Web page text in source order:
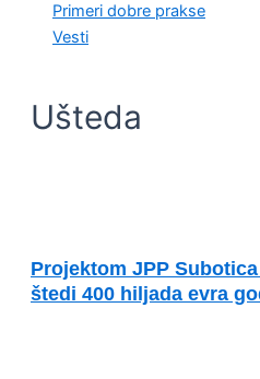
Primeri dobre prakse
Vesti
Ušteda
Projektom JPP
štedi 400 hiljada evra